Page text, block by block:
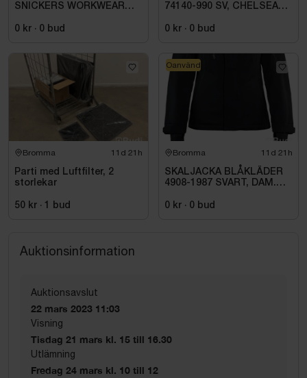
SNICKERS WORKWEAR
004 (S)
0 kr · 0 bud
74140-990 SV, CHELSEA
0 kr · 0 bud
Bromma 11d 21h
Parti med Luftfilter, 2
storlekar
50 kr · 1 bud
Bromma 11d 21h
SKALJACKA BLÅKLÄDER
4908-1987 SVART, DAM.
0 kr · 0 bud
Oanvänd
Auktionsinformation
Auktionsavslut
22 mars 2023 11:03
Visning
Tisdag 21 mars kl. 15 till 16.30
Utlämning
Fredag 24 mars kl. 10 till 12